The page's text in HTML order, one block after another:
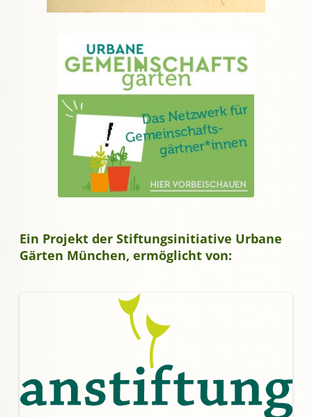
Ein Projekt der Stiftungsinitiative Urbane
Gärten München, ermöglicht von: